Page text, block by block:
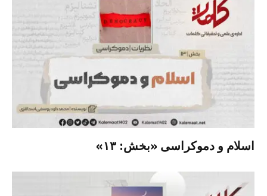
اسلام و دموکراسی «بخش: ۱۳»